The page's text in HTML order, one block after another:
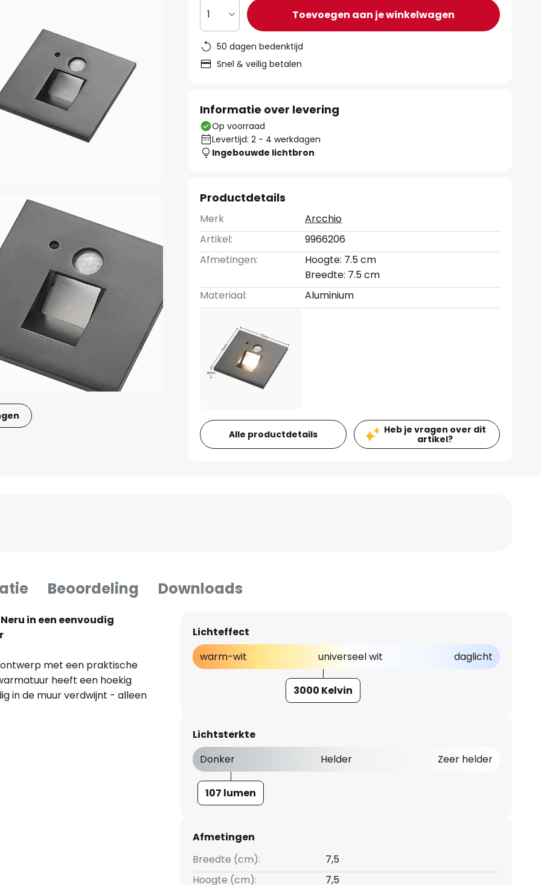
1 Toevoegen aan je winkelwagen
50 dagen bedenktijd
Snel & veilig betalen
Informatie over levering
Op voorraad
Levertijd: 2 - 4 werkdagen
Ingebouwde lichtbron
Productdetails
Merk
Arcchio
Artikel:
9966206
Afmetingen:
Hoogte: 7.5 cm
Breedte: 7.5 cm
Materiaal:
Aluminium
Alle productdetails
Heb je vragen over dit
artikel?
Beoordeling Downloads
in een eenvoudig
met een praktische
heeft een hoekig
in de muur verdwijnt - alleen
oppervlak staan. Verder
op vlakke wanden.
met andere
totaalindruk te
Lichteffect
warm-wit
universeel wit daglicht
3000 Kelvin
Lichtsterkte
Donker
Helder Zeer helder
107 lumen
Afmetingen
Breedte (cm):
7,5
Hoogte (cm):
7,5